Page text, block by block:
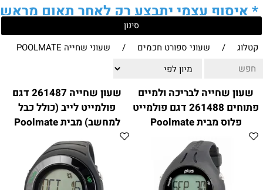
*איסוף עצמי יתבצע רק לאחר תאום מראש
של הלקוח מול נציגנו!
לבירור נוסף ניתן ליצור עמנו קשר:
ווטצאפ הודעות בלבד ):
מענה טלפוני:04-8411075
,
04-8411010
בין השעות 9:00-17:00
לחיצת כפתור
"צור קשר"
באתר
דוא"ל:citysport1@013.net
citysport2@013.net
סינון
קטלוג / שעוני ספורט חכמים / שעוני שחייה POOLMATE
שעון שחייה לבריכה ולמיים
פתוחים 261488 דגם פולמייט
פלוס מבית Poolmate
שעון שחייה 261487 דגם
פולמייט לייב (כולל כבל
למחשב) מבית Poolmate